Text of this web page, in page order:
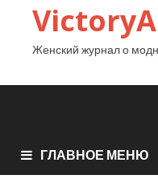
Женский журнал о
ГЛАВНОЕ МЕНЮ